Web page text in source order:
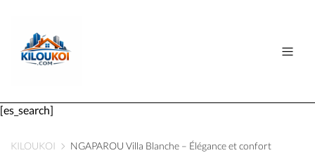
[es_search]
KILOUKOI NGAPAROU Villa Blanche – Élégance et confort